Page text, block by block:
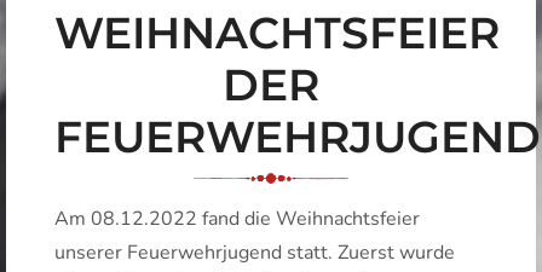
WEIHNACHTSFEIER
DER
FEUERWEHRJUGEND
Am 08.12.2022 fand die Weihnachtsfeier
unserer Feuerwehrjugend statt. Zuerst wurde